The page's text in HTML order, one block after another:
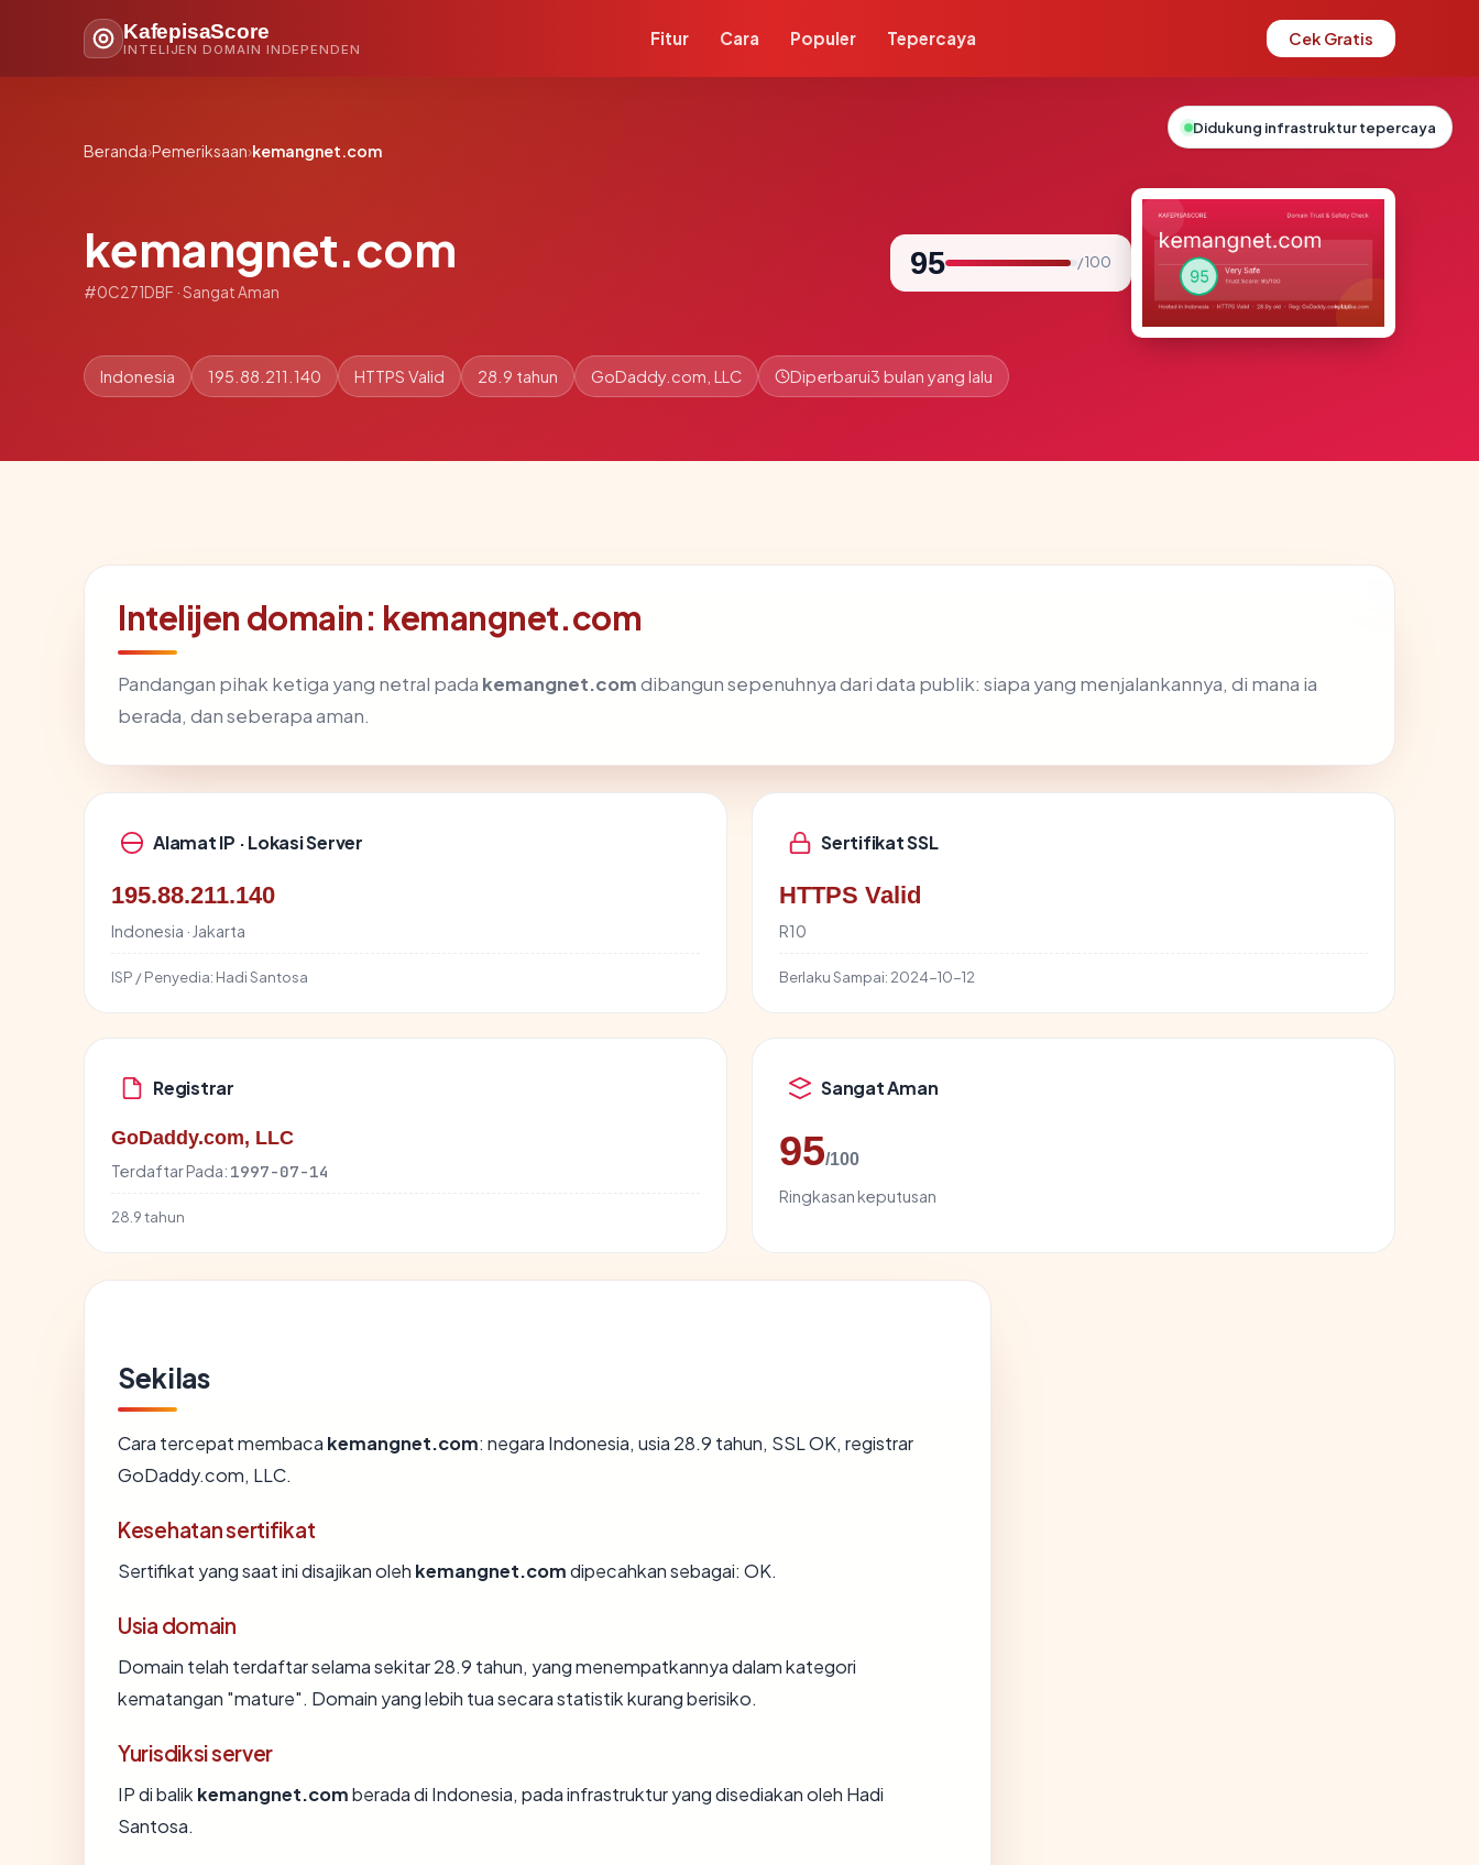
KafepisaScore
INTELIJEN DOMAIN INDEPENDEN
Fitur Cara Populer Tepercaya Cek Gratis
Beranda›Pemeriksaan›kemangnet.com
kemangnet.com
#0C271DBF · Sangat Aman
95 / 100
Indonesia 195.88.211.140 HTTPS Valid 28.9 tahun GoDaddy.com, LLC Diperbarui3 bulan yang lalu
Intelijen domain: kemangnet.com
Pandangan pihak ketiga yang netral pada kemangnet.comdibangun sepenuhnya dari data publik: siapa yang menjalankannya, di mana ia
berada, dan seberapa aman.
Alamat IP · Lokasi Server
195.88.211.140
Indonesia · Jakarta
ISP / Penyedia: Hadi Santosa
Sertifikat SSL
HTTPS Valid
R10
Berlaku Sampai: 2024-10-12
Registrar
GoDaddy.com, LLC
Terdaftar Pada: 1997-07-14
28.9 tahun
Sangat Aman
95/100
Ringkasan keputusan
Sekilas
Cara tercepat membaca kemangnet.com: negara Indonesia, usia 28.9 tahun, SSL OK, registrar
GoDaddy.com, LLC.
Kesehatan sertifikat
Sertifikat yang saat ini disajikan oleh kemangnet.comdipecahkan sebagai: OK.
Usia domain
Domain telah terdaftar selama sekitar 28.9 tahun, yang menempatkannya dalam kategori
kematangan "mature". Domain yang lebih tua secara statistik kurang berisiko.
Yurisdiksi server
IP di balik kemangnet.comberada di Indonesia, pada infrastruktur yang disediakan oleh Hadi
Santosa.
Didukung infrastruktur tepercaya